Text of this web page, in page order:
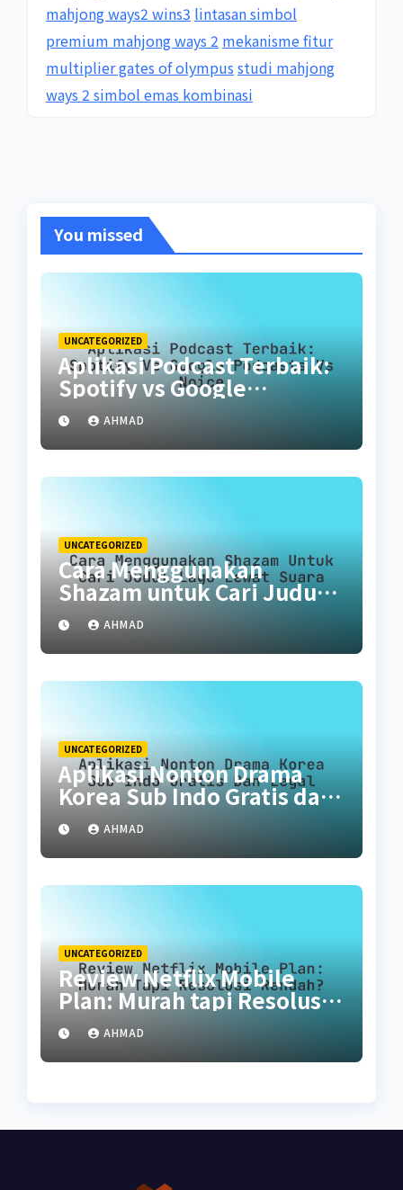
mahjong ways2 wins3 lintasan simbol
premium mahjong ways 2 mekanisme fitur
multiplier gates of olympus studi mahjong
ways 2 simbol emas kombinasi
You missed
UNCATEGORIZED
Aplikasi Podcast Terbaik:
Spotify vs Google
Podcasts vs Noice
AHMAD
UNCATEGORIZED
Cara Menggunakan
Shazam untuk Cari Judul
Lagu Lewat Suara
AHMAD
UNCATEGORIZED
Aplikasi Nonton Drama
Korea Sub Indo Gratis dan
LegalAHMAD
UNCATEGORIZED
Review Netflix Mobile
Plan: Murah tapi Resolusi
Rendah?
AHMAD